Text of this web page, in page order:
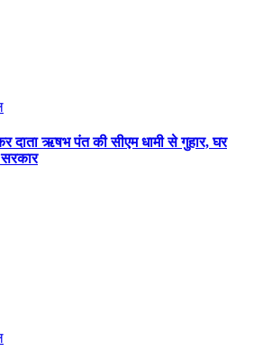
ऋषभ पंत की सीएम धामी से गुहार, घर
सरकार